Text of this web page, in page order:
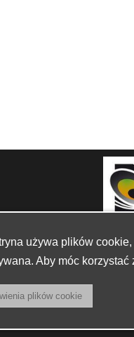
używa plików
Aby móc